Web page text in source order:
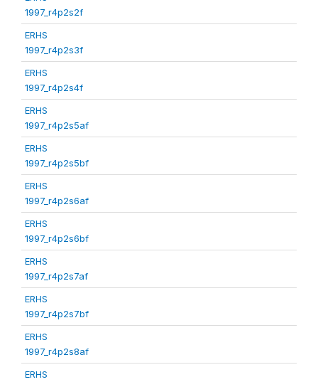
1997_r4p2s2f
ERHS
1997_r4p2s3f
ERHS
1997_r4p2s4f
ERHS
1997_r4p2s5af
ERHS
1997_r4p2s5bf
ERHS
1997_r4p2s6af
ERHS
1997_r4p2s6bf
ERHS
1997_r4p2s7af
ERHS
1997_r4p2s7bf
ERHS
1997_r4p2s8af
ERHS